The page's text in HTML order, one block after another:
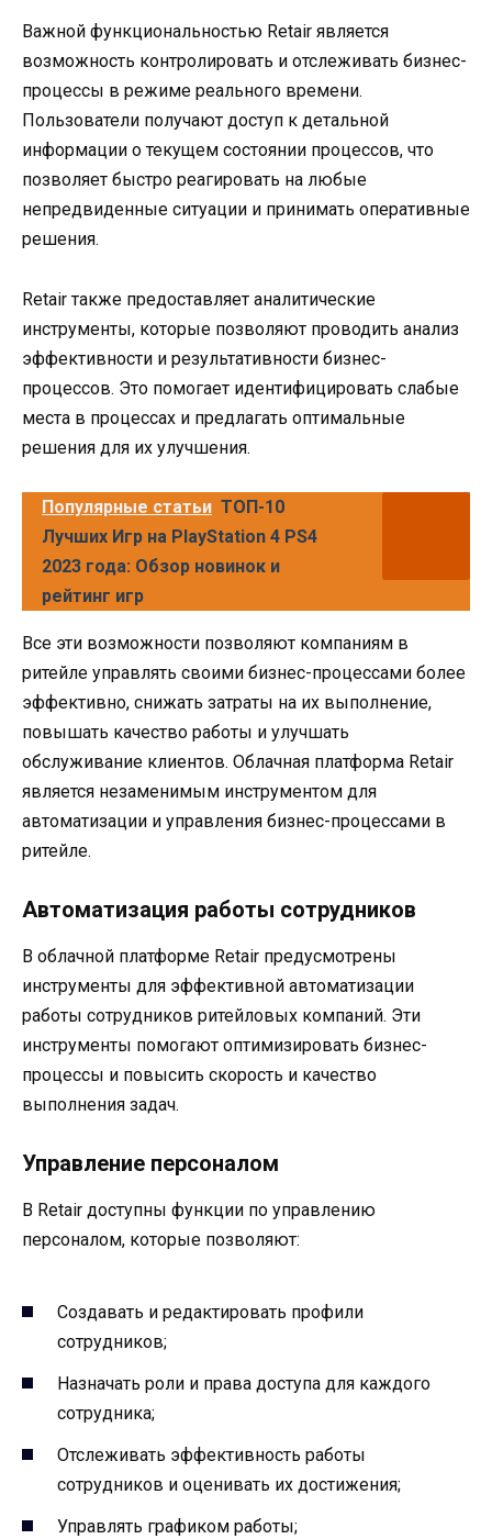
Важной функциональностью Retair является
возможность контролировать и отслеживать бизнес-
процессы в режиме реального времени.
Пользователи получают доступ к детальной
информации о текущем состоянии процессов, что
позволяет быстро реагировать на любые
непредвиденные ситуации и принимать оперативные
решения.
Retair также предоставляет аналитические
инструменты, которые позволяют проводить анализ
эффективности и результативности бизнес-
процессов. Это помогает идентифицировать слабые
места в процессах и предлагать оптимальные
решения для их улучшения.
Популярные статьи ТОП-10
Лучших Игр на PlayStation 4 PS4
2023 года: Обзор новинок и
рейтинг игр
Все эти возможности позволяют компаниям в
ритейле управлять своими бизнес-процессами более
эффективно, снижать затраты на их выполнение,
повышать качество работы и улучшать
обслуживание клиентов. Облачная платформа Retair
является незаменимым инструментом для
автоматизации и управления бизнес-процессами в
ритейле.
Автоматизация работы сотрудников
В облачной платформе Retair предусмотрены
инструменты для эффективной автоматизации
работы сотрудников ритейловых компаний. Эти
инструменты помогают оптимизировать бизнес-
процессы и повысить скорость и качество
выполнения задач.
Управление персоналом
В Retair доступны функции по управлению
персоналом, которые позволяют:
Создавать и редактировать профили
сотрудников;
Назначать роли и права доступа для каждого
сотрудника;
Отслеживать эффективность работы
сотрудников и оценивать их достижения;
Управлять графиком работы;